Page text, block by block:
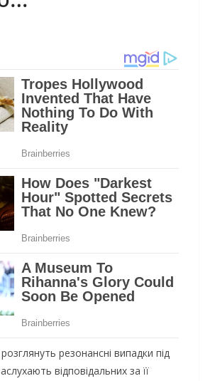
резонансні випадки під
відповідальних за її